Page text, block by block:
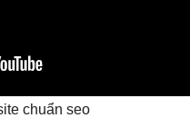
chuẩn seo